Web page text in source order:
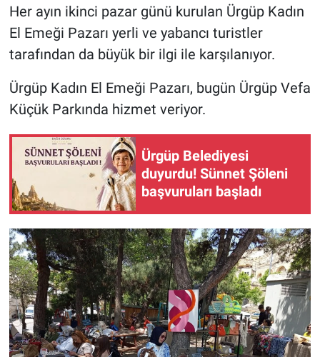
Her ayın ikinci pazar günü kurulan Ürgüp Kadın
El Emeği Pazarı yerli ve yabancı turistler
tarafından da büyük bir ilgi ile karşılanıyor.
Ürgüp Kadın El Emeği Pazarı, bugün Ürgüp Vefa
Küçük Parkında hizmet veriyor.
Ürgüp Belediyesi
duyurdu! Sünnet Şöleni
başvuruları başladı